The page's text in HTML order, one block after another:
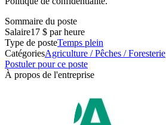
Sommaire du poste
Salaire17 $ par heure
Type de posteTemps plein
CatégoriesAgriculture / Pêches / Foresterie
Postuler pour ce poste
À propos de l'entreprise